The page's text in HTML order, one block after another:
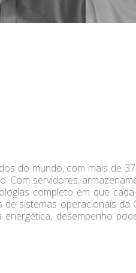
do mundo, com mais de
Com servidores,
completo em que
sistemas operacionais da
energética, desempenho